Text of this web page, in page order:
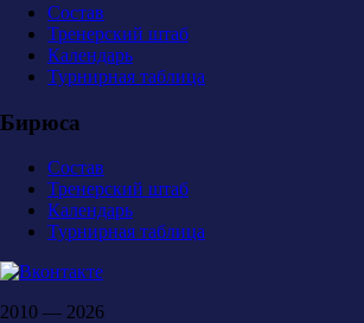
Состав
Тренерский штаб
Календарь
Турнирная таблица
Бирюса
Состав
Тренерский штаб
Календарь
Турнирная таблица
2010 — 2026